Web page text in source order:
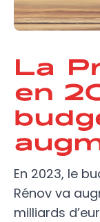
La
en
En 2023, le
Rénov va
milliards